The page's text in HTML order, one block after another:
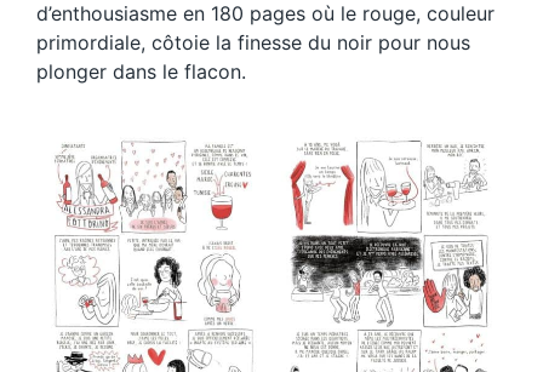
d’enthousiasme en 180 pages où le rouge, couleur
primordiale, côtoie la finesse du noir pour nous
plonger dans le flacon.